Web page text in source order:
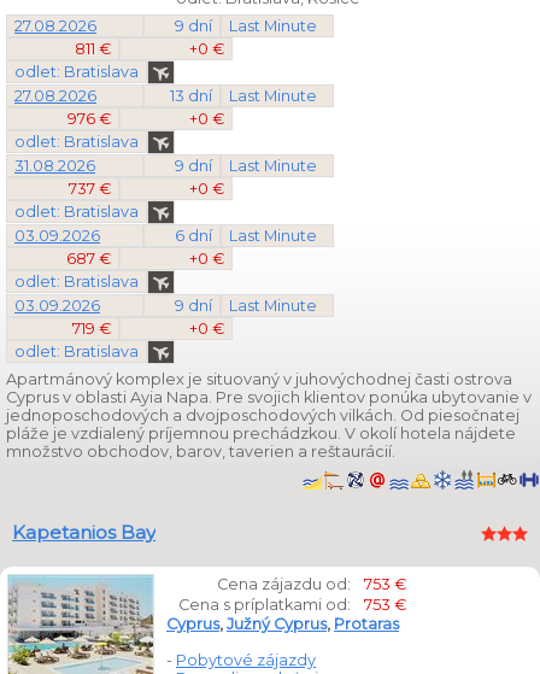
27.08.2026
9 dní
Last Minute
811 €
+0 €
odlet: Bratislava
27.08.2026
13 dní
Last Minute
976 €
+0 €
odlet: Bratislava
31.08.2026
9 dní
Last Minute
737 €
+0 €
odlet: Bratislava
03.09.2026
6 dní
Last Minute
687 €
+0 €
odlet: Bratislava
03.09.2026
9 dní
Last Minute
719 €
+0 €
odlet: Bratislava
Apartmánový komplex je situovaný v juhovýchodnej časti ostrova
Cyprus v oblasti Ayia Napa. Pre svojich klientov ponúka ubytovanie v
jednoposchodových a dvojposchodových vilkách. Od piesočnatej
pláže je vzdialený príjemnou prechádzkou. V okolí hotela nájdete
množstvo obchodov, barov, taverien a reštaurácií.
Kapetanios Bay
Cena zájazdu od:
753 €
Cena s príplatkami od:
753 €
Cyprus, Južný Cyprus, Protaras
- Pobytové zájazdy